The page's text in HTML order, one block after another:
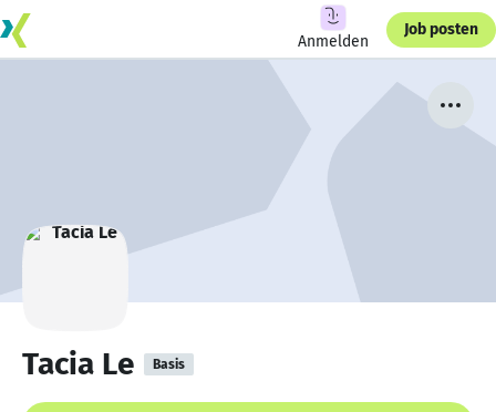
Anmelden
Job posten
Tacia Le Basis